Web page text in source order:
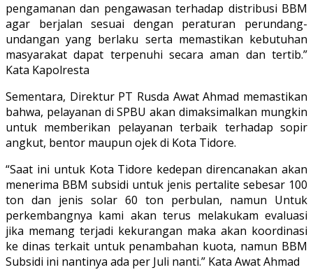
pengamanan dan pengawasan terhadap distribusi BBM
agar berjalan sesuai dengan peraturan perundang-
undangan yang berlaku serta memastikan kebutuhan
masyarakat dapat terpenuhi secara aman dan tertib.”
Kata Kapolresta
Sementara, Direktur PT Rusda Awat Ahmad memastikan
bahwa, pelayanan di SPBU akan dimaksimalkan mungkin
untuk memberikan pelayanan terbaik terhadap sopir
angkut, bentor maupun ojek di Kota Tidore.
“Saat ini untuk Kota Tidore kedepan direncanakan akan
menerima BBM subsidi untuk jenis pertalite sebesar 100
ton dan jenis solar 60 ton perbulan, namun Untuk
perkembangnya kami akan terus melakukam evaluasi
jika memang terjadi kekurangan maka akan koordinasi
ke dinas terkait untuk penambahan kuota, namun BBM
Subsidi ini nantinya ada per Juli nanti.” Kata Awat Ahmad